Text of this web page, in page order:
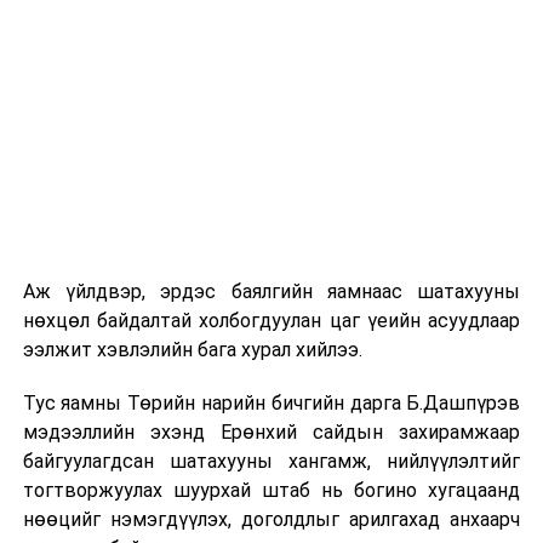
Аж үйлдвэр, эрдэс баялгийн яамнаас шатахууны
нөхцөл байдалтай холбогдуулан цаг үеийн асуудлаар
ээлжит хэвлэлийн бага хурал хийлээ.
Тус яамны Төрийн нарийн бичгийн дарга Б.Дашпүрэв
мэдээллийн эхэнд Ерөнхий сайдын захирамжаар
байгуулагдсан шатахууны хангамж, нийлүүлэлтийг
тогтворжуулах шуурхай штаб нь богино хугацаанд
нөөцийг нэмэгдүүлэх, доголдлыг арилгахад анхаарч